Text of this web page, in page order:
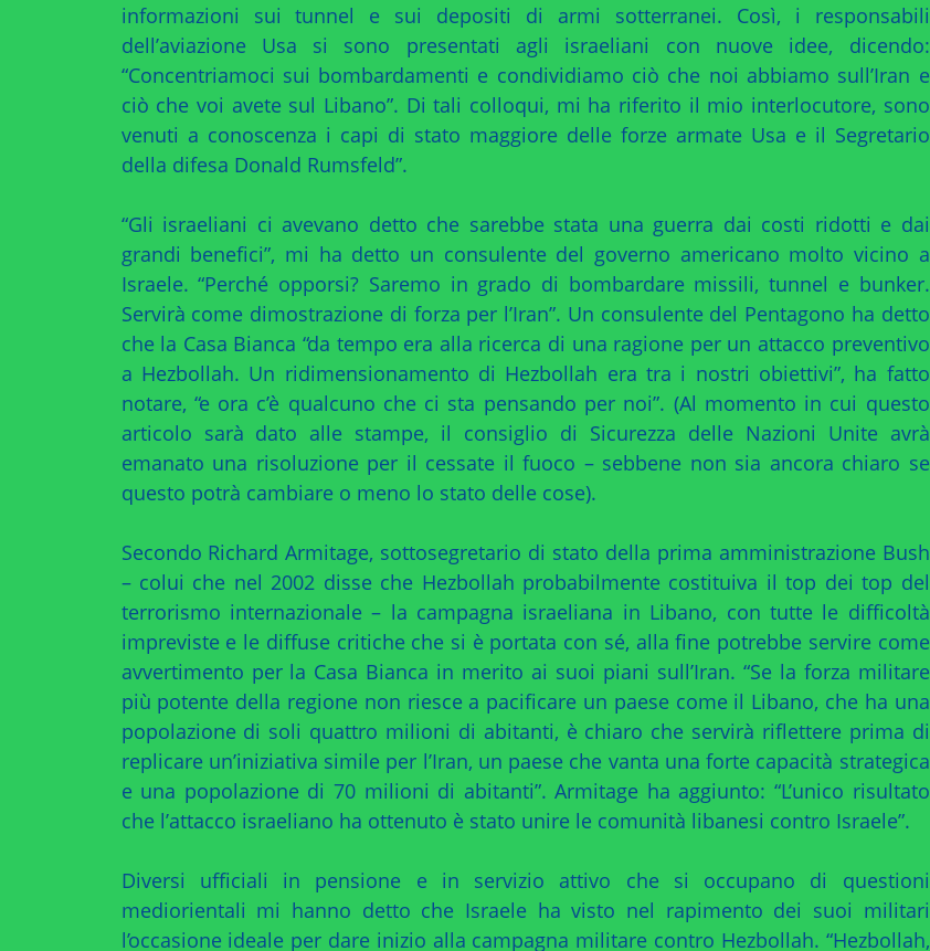
informazioni sui tunnel e sui depositi di armi sotterranei. Così, i responsabili
dell’aviazione Usa si sono presentati agli israeliani con nuove idee, dicendo:
“Concentriamoci sui bombardamenti e condividiamo ciò che noi abbiamo sull’Iran e
ciò che voi avete sul Libano”. Di tali colloqui, mi ha riferito il mio interlocutore, sono
venuti a conoscenza i capi di stato maggiore delle forze armate Usa e il Segretario
della difesa Donald Rumsfeld”.
“Gli israeliani ci avevano detto che sarebbe stata una guerra dai costi ridotti e dai
grandi benefici”, mi ha detto un consulente del governo americano molto vicino a
Israele. “Perché opporsi? Saremo in grado di bombardare missili, tunnel e bunker.
Servirà come dimostrazione di forza per l’Iran”. Un consulente del Pentagono ha detto
che la Casa Bianca “da tempo era alla ricerca di una ragione per un attacco preventivo
a Hezbollah. Un ridimensionamento di Hezbollah era tra i nostri obiettivi”, ha fatto
notare, “e ora c’è qualcuno che ci sta pensando per noi”. (Al momento in cui questo
articolo sarà dato alle stampe, il consiglio di Sicurezza delle Nazioni Unite avrà
emanato una risoluzione per il cessate il fuoco – sebbene non sia ancora chiaro se
questo potrà cambiare o meno lo stato delle cose).
Secondo Richard Armitage, sottosegretario di stato della prima amministrazione Bush
– colui che nel 2002 disse che Hezbollah probabilmente costituiva il top dei top del
terrorismo internazionale – la campagna israeliana in Libano, con tutte le difficoltà
impreviste e le diffuse critiche che si è portata con sé, alla fine potrebbe servire come
avvertimento per la Casa Bianca in merito ai suoi piani sull’Iran. “Se la forza militare
più potente della regione non riesce a pacificare un paese come il Libano, che ha una
popolazione di soli quattro milioni di abitanti, è chiaro che servirà riflettere prima di
replicare un’iniziativa simile per l’Iran, un paese che vanta una forte capacità strategica
e una popolazione di 70 milioni di abitanti”. Armitage ha aggiunto: “L’unico risultato
che l’attacco israeliano ha ottenuto è stato unire le comunità libanesi contro Israele”.
Diversi ufficiali in pensione e in servizio attivo che si occupano di questioni
mediorientali mi hanno detto che Israele ha visto nel rapimento dei suoi militari
l’occasione ideale per dare inizio alla campagna militare contro Hezbollah. “Hezbollah,